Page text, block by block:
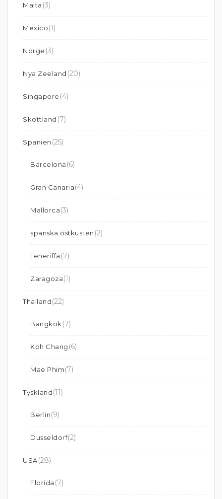
Malta (3)
Mexico(1)
Norge (3)
Nya Zeeland (20)
Singapore (4)
Skottland (7)
Spanien (25)
Barcelona (6)
Gran Canaria(4)
Mallorca(3)
spanska östkusten (2)
Teneriffa (7)
Zaragoza(1)
Thailand(22)
Bangkok (7)
Koh Chang (6)
Mae Phim(7)
Tyskland(11)
Berlin(9)
Dusseldorf(2)
USA(28)
Florida (7)